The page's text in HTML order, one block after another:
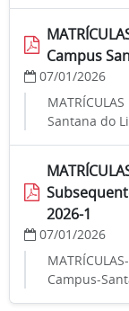
Campus
07/01/2026
Santana do
2026-1
07/01/2026
Campus-